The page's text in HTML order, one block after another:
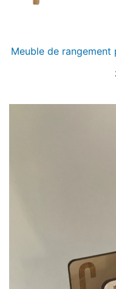
Meuble de